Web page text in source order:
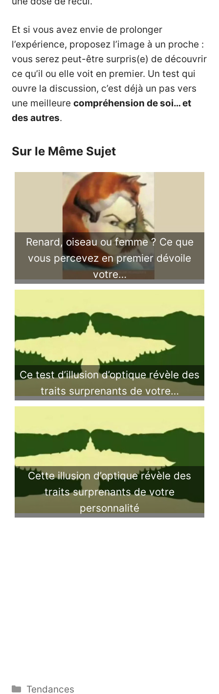
Et si vous avez envie de prolonger
l’expérience, proposez l’image à un proche :
vous serez peut-être surpris(e) de découvrir
ce qu’il ou elle voit en premier. Un test qui
ouvre la discussion, c’est déjà un pas vers
une meilleure compréhension de soi… et
des autres.
Sur le Même Sujet
Renard, oiseau ou femme ? Ce que
vous percevez en premier dévoile
votre…
Ce test d’illusion d’optique révèle des
traits surprenants de votre…
Cette illusion d’optique révèle des
traits surprenants de votre
personnalité
Catégories
Tendances